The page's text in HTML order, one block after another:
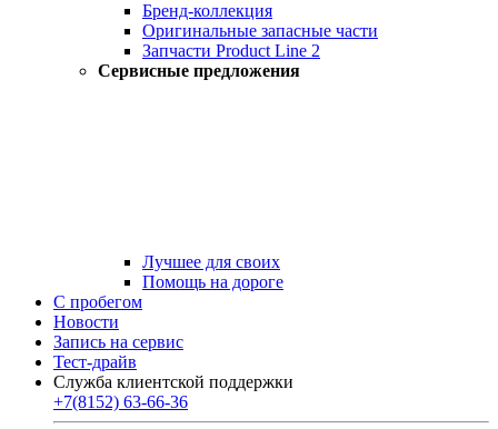
Бренд-коллекция
Оригинальные запасные части
Запчасти Product Line 2
Сервисные предложения
Лучшее для своих
Помощь на дороге
С пробегом
Новости
Запись на сервис
Тест-драйв
Служба клиентской поддержки
+7(8152) 63-66-36